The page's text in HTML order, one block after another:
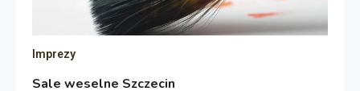
Imprezy
Sale weselne Szczecin